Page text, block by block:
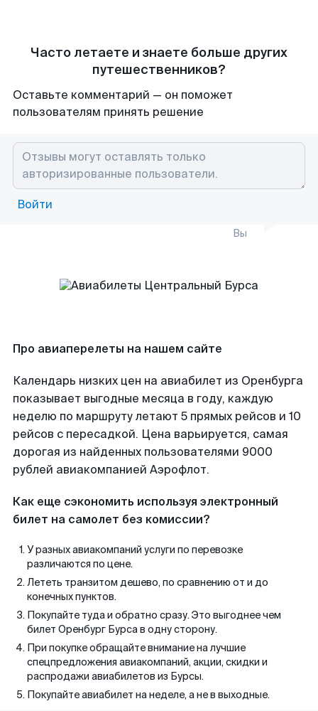
Часто летаете и знаете больше других
путешественников?
Оставьте комментарий — он поможет
пользователям принять решение
Войти
Вы
Про авиаперелеты на нашем сайте
Календарь низких цен на авиабилет из Оренбурга
показывает выгодные месяца в году, каждую
неделю по маршруту летают 5 прямых рейсов и 10
рейсов с пересадкой. Цена варьируется, самая
дорогая из найденных пользователями 9000
рублей авиакомпанией Аэрофлот.
Как еще сэкономить используя электронный
билет на самолет без комиссии?
У разных авиакомпаний услуги по перевозке
различаются по цене.
Лететь транзитом дешево, по сравнению от и до
конечных пунктов.
Покупайте туда и обратно сразу. Это выгоднее чем
билет Оренбург Бурса в одну сторону.
При покупке обращайте внимание на лучшие
спецпредложения авиакомпаний, акции, скидки и
распродажи авиабилетов из Бурсы.
Покупайте авиабилет на неделе, а не в выходные.